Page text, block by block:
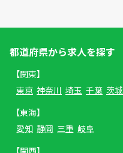
都道府県から求人を探す
【関東】
東京 神奈川 埼玉 千葉 茨城
【東海】
愛知 静岡 三重 岐阜